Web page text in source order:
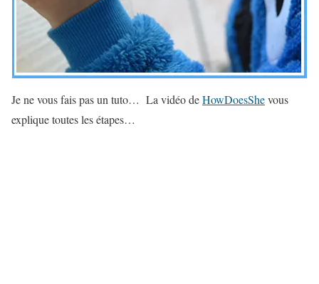
Je ne vous fais pas un tuto… La vidéo deHowDoesShevous
explique toutes les étapes…